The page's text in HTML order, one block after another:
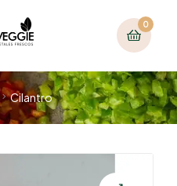
0
Cilantro